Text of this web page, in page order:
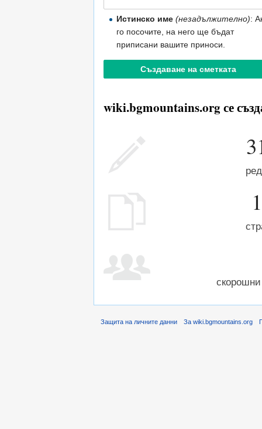
Истинско име (незадължително):
го посочите, на него ще бъдат
приписани вашите приноси.
wiki.bgmountains.org се
Защита на личните данни За wiki.bgmountains.org